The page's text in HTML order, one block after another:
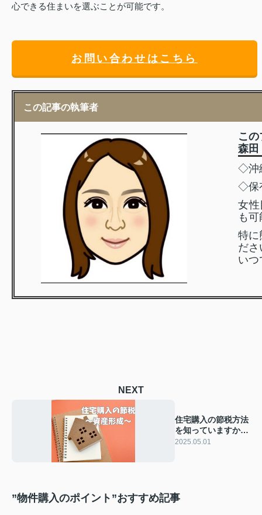
心できる住まいを選ぶことが可能です。
お問い合わせはこちら
この記事の執筆者
こ
森田
◇沖
◇保
女性
も
特に
ださ
いつ
NEXT
住宅購入の節税方法
を知っていますか？
賢く資産を形成する
2025.05.01
”物件購入のポイント”おすすめ記事